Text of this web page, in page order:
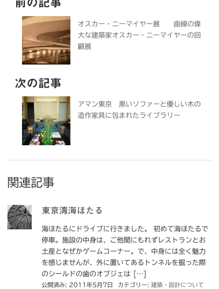
前の記事
オスカー・ニーマイヤー展 曲線の偉
大な建築家オスカー・ニーマイヤーの回
顧展
次の記事
アマン東京 黒いソファーと優しい木の
造作家具に包まれたライブラリー
関連記事
東京湾海ほたる
海ほたるにドライブに行きました。 初めて海ほたるで
停車。施設の中身は、ご他聞にもれずレストランとお
土産となぜかゲームコーナー。で、中身には全く魅力
を感じませんが、外に置いてあるトンネルを掘った際
のシールドの歯のオブジェは […]
公開済み: 2011年5月7日 カテゴリー: 建築・設計について